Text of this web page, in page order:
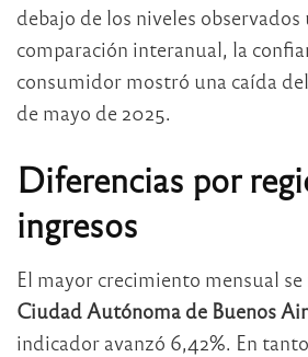
debajo de los niveles observados
comparación interanual, la
consumidor mostró una caída
de mayo de 2025.
Diferencias por
ingresos
El mayor crecimiento mensual
Ciudad Autónoma de Buenos
indicador avanzó 6,42%. En